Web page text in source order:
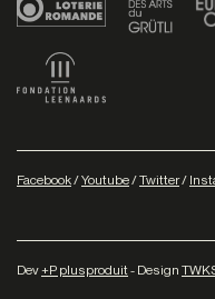
Facebook/Youtube/Twitter/
Dev+P plusproduit- Design